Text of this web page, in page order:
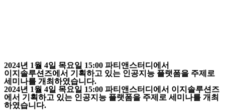
2024년 1월 4일 목요일 15:00 파티앤스터디에서
이지솔루션즈에서 기획하고 있는 인공지능 플랫폼을 주제로
세미나를 개최하였습니다.
2024년 1월 4일 목요일 15:00 파티앤스터디에서 이지솔루션즈
에서 기획하고 있는 인공지능 플랫폼을 주제로 세미나를 개최
하였습니다.